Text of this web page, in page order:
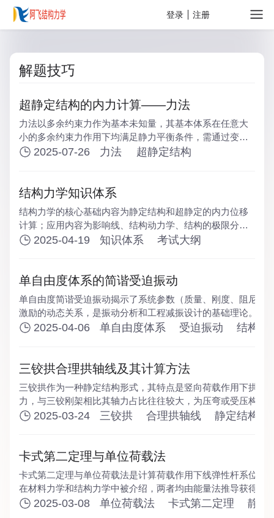
注册
登录
解题技巧
超静定结构的内力计算——力法
力法以多余约束力作为基本未知量，其基本体系在任意大
小的多余约束力作用下均满足静力平衡条件，需通过变形
协调条件确定真实的多余约束力。位移计算是力法的基
2025-07-26 力法 超静定结构
结构力学知识体系
结构力学的核心基础内容为静定结构和超静定的内力位移
计算；应用内容为影响线、结构动力学、结构的极限分
析；专题内容为结构的稳定分析。
2025-04-19 知识体系 考试大纲
单自由度体系的简谐受迫振动
单自由度简谐受迫振动揭示了系统参数（质量、刚度、阻尼）
激励的动态关系，是振动分析和工程减振设计的基础理论。需
握无阻尼系统的稳态响应计算方法，同时了解阻尼对受迫振动
2025-04-06 单自由度体系 受迫振动 结构动
三铰拱合理拱轴线及其计算方法
三铰拱作为一种静定结构形式，其特点是竖向荷载作用下拱趾
力，与三铰刚架相比其轴力占比往往较大，为压弯或受压构件
载作用下，通过拱轴线的合理布置可使拱处于纯压受力状态，
2025-03-24 三铰拱 合理拱轴线 静定结构内
卡式第二定理与单位荷载法
卡式第二定理与单位荷载法是计算荷载作用下线弹性杆系位移
在材料力学和结构力学中被介绍，两者均由能量法推导获得，
式第二定理由于是先积分后求导，所以数学运算上比单位荷载
2025-03-08 单位荷载法 卡式第二定理 静定